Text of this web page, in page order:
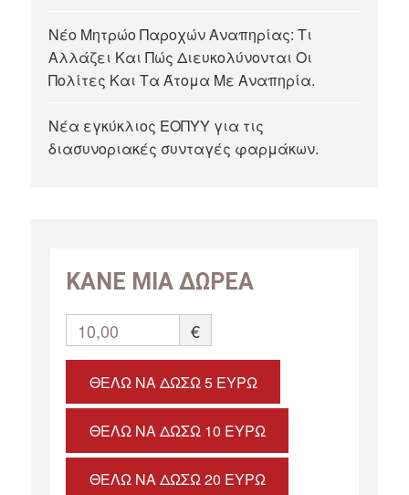
Νέο Μητρώο Παροχών Αναπηρίας: Τι
Αλλάζει Και Πώς Διευκολύνονται Οι
Πολίτες Και Τα Άτομα Με Αναπηρία.
Νέα εγκύκλιος ΕΟΠΥΥ για τις
διασυνοριακές συνταγές φαρμάκων.
ΚΑΝΕ ΜΙΑ ΔΩΡΕΑ
10,00 €
ΘΈΛΩ ΝΑ ΔΏΣΩ 5 ΕΥΡΏ
ΘΈΛΩ ΝΑ ΔΏΣΩ 10 ΕΥΡΏ
ΘΈΛΩ ΝΑ ΔΏΣΩ 20 ΕΥΡΏ